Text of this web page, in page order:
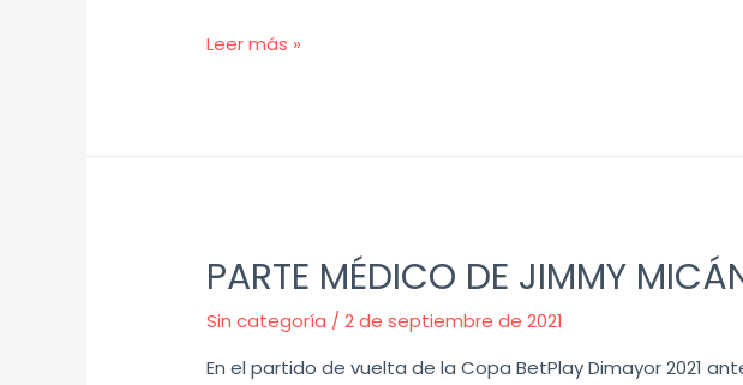
Leer más »
PARTE MÉDICO DE JIMMY
Sin categoría /2 de septiembre de 2021
En el partido de vuelta de la Copa BetPlay Dimayor 2021